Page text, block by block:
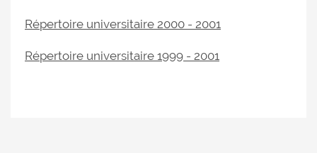
Répertoire universitaire 2000 - 2001
Répertoire universitaire 1999 - 2001